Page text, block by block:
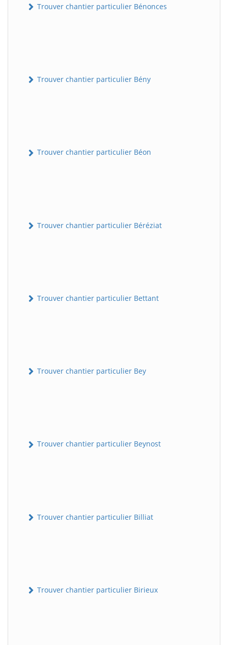
Trouver chantier particulier Bénonces
Trouver chantier particulier Bény
Trouver chantier particulier Béon
Trouver chantier particulier Béréziat
Trouver chantier particulier Bettant
Trouver chantier particulier Bey
Trouver chantier particulier Beynost
Trouver chantier particulier Billiat
Trouver chantier particulier Birieux